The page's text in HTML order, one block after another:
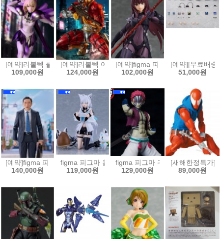
[예약]리볼텍 클레이모어 - 클레어 [4537807221216]
109,000원
[예약]리볼텍 어메이징 야마구치 DC 코믹스 데스샷
124,000원
[예약]figma 피그마 Fate/Grand
102,000원
[예약][무료배
51,000원
[예약]figma 피그마 고독한 미식가 - 이노가시라 고로 마츠시게 유타
140,000원
figma 피그마 홀로라이브 - 시라카미 후부키
119,000원
figma 피그마 귀멸의 칼날 - 아카
129,000원
[새해한정특가
89,000원